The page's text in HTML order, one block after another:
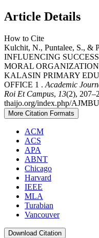
Article Details
How to Cite
Kulchit, N., Puntalee, S., &
INFLUENCING
MORAL
KALASIN PRIMARY
OFFICE 1 . Academic
Roi Et Campus, 13(2),
thaijo.org/index.php/
More Citation Formats
ACM
ACS
APA
ABNT
Chicago
Harvard
IEEE
MLA
Turabian
Vancouver
Download Citation